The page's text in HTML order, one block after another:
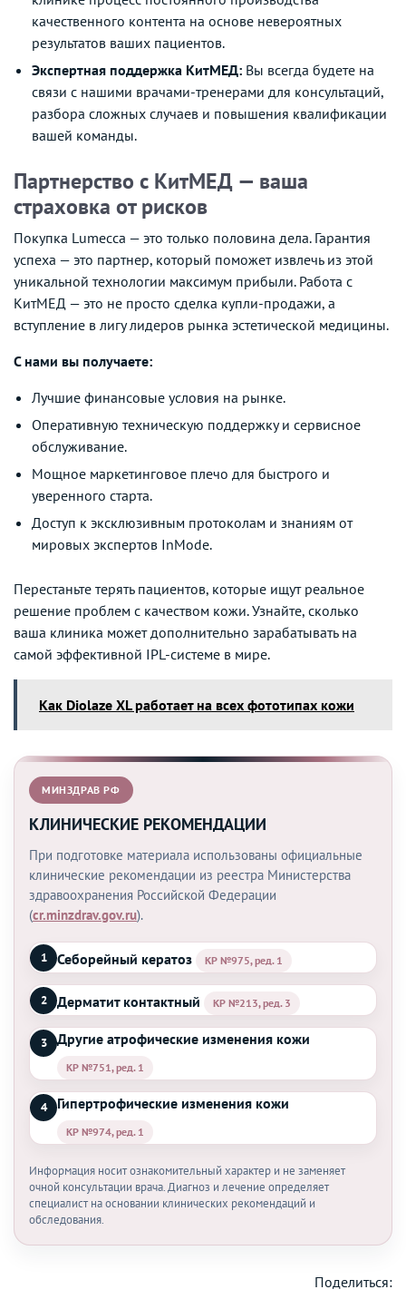
качественного контента на основе невероятных
результатов ваших пациентов.
Экспертная поддержка КитМЕД: Вы всегда будете на
связи с нашими врачами-тренерами для консультаций,
разбора сложных случаев и повышения квалификации
вашей команды.
Партнерство с КитМЕД — ваша
страховка от рисков
Покупка Lumecca — это только половина дела. Гарантия
успеха — это партнер, который поможет извлечь из этой
уникальной технологии максимум прибыли. Работа с
КитМЕД — это не просто сделка купли-продажи, а
вступление в лигу лидеров рынка эстетической медицины.
С нами вы получаете:
Лучшие финансовые условия на рынке.
Оперативную техническую поддержку и сервисное
обслуживание.
Мощное маркетинговое плечо для быстрого и
уверенного старта.
Доступ к эксклюзивным протоколам и знаниям от
мировых экспертов InMode.
Перестаньте терять пациентов, которые ищут реальное
решение проблем с качеством кожи. Узнайте, сколько
ваша клиника может дополнительно зарабатывать на
самой эффективной IPL-системе в мире.
Как Diolaze XL работает на всех фототипах кожи
МИНЗДРАВ РФ
КЛИНИЧЕСКИЕ РЕКОМЕНДАЦИИ
При подготовке материала использованы официальные
клинические рекомендации из реестра Министерства
здравоохранения Российской Федерации
(cr.minzdrav.gov.ru).
1 Себорейный кератоз КР №975, ред. 1
2 Дерматит контактный КР №213, ред. 3
3 Другие атрофические изменения кожи
КР №751, ред. 1
4 Гипертрофические изменения кожи
КР №974, ред. 1
Информация носит ознакомительный характер и не заменяет
очной консультации врача. Диагноз и лечение определяет
специалист на основании клинических рекомендаций и
обследования.
Поделиться: